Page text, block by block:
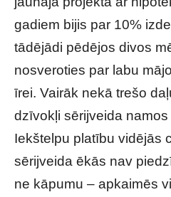
gadiem bijis par 10%
tādējādi pēdējos divos
nosveroties par labu
īrei. Vairāk nekā trešo
dzīvokļi sērijveida
Iekštelpu platību vidējās
sērijveida ēkās nav
ne kāpumu – apkaimēs